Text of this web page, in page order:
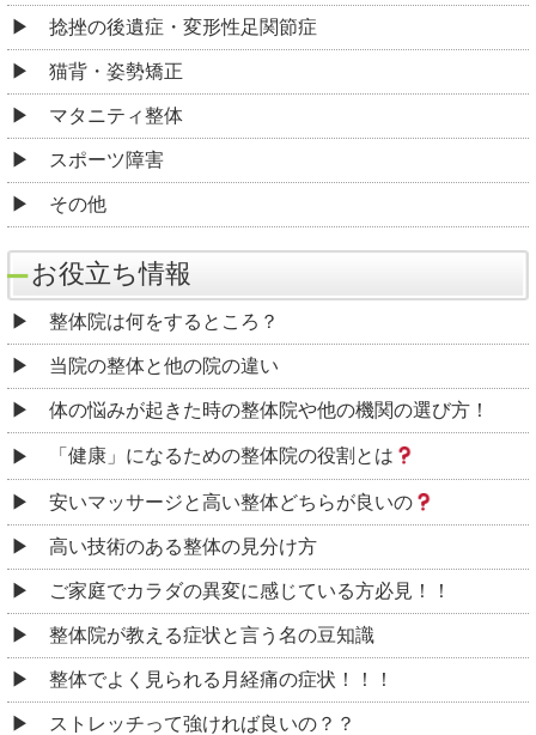
捻挫の後遺症・変形性足関節症
猫背・姿勢矯正
マタニティ整体
スポーツ障害
その他
お役立ち情報
整体院は何をするところ？
当院の整体と他の院の違い
体の悩みが起きた時の整体院や他の機関の選び方！
「健康」になるための整体院の役割とは
安いマッサージと高い整体どちらが良いの
高い技術のある整体の見分け方
ご家庭でカラダの異変に感じている方必見！！
整体院が教える症状と言う名の豆知識
整体でよく見られる月経痛の症状！！！
ストレッチって強ければ良いの？？